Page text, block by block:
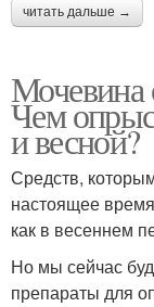
читать дальше →
Мочевина
Чем
и весной?
Средств,
настоящее
как в весеннем
Но мы сейчас
препараты для